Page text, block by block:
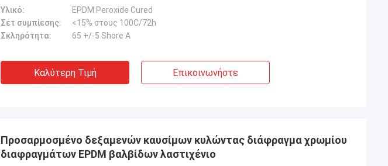
Υλικό:
EPDM Peroxide Cured
Σετ συμπίεσης:
<15% στους 100C/72h
Σκληρότητα:
65 +/-5 Shore A
Καλύτερη Τιμή Επικοινωνήστε
Προσαρμοσμένο δεξαμενών καυσίμων κυλώντας διάφραγμα χρωμίου
διαφραγμάτων EPDM βαλβίδων λαστιχένιο